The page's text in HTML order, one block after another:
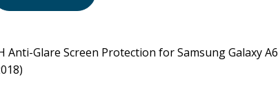
Anti-Glare Screen Protection for Samsung Galaxy A6